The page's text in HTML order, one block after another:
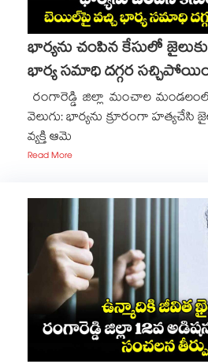
భార్యను చంపిన కేసులో
భార్య సమాధి దగ్గర
రంగారెడ్డి జిల్లా మంచాల
వెలుగు: భార్యను క్రూరంగా హత్యచేసి
వ్యక్తి ఆమె
Read More